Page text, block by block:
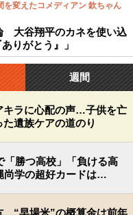
変えたコメディアン 欽ちゃん
大谷翔平のカネを使い込
りがとう』」
週間
キラに心配の声…子供を亡
遺族ケアの道のり
「勝つ高校」「負ける高
尚学の超好カードは…
…“早場米”の概算金は前年